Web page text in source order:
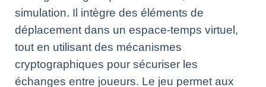
simulation. Il intègre des éléments de
déplacement dans un espace-temps virtuel,
tout en utilisant des mécanismes
cryptographiques pour sécuriser les
échanges entre joueurs. Le jeu permet aux